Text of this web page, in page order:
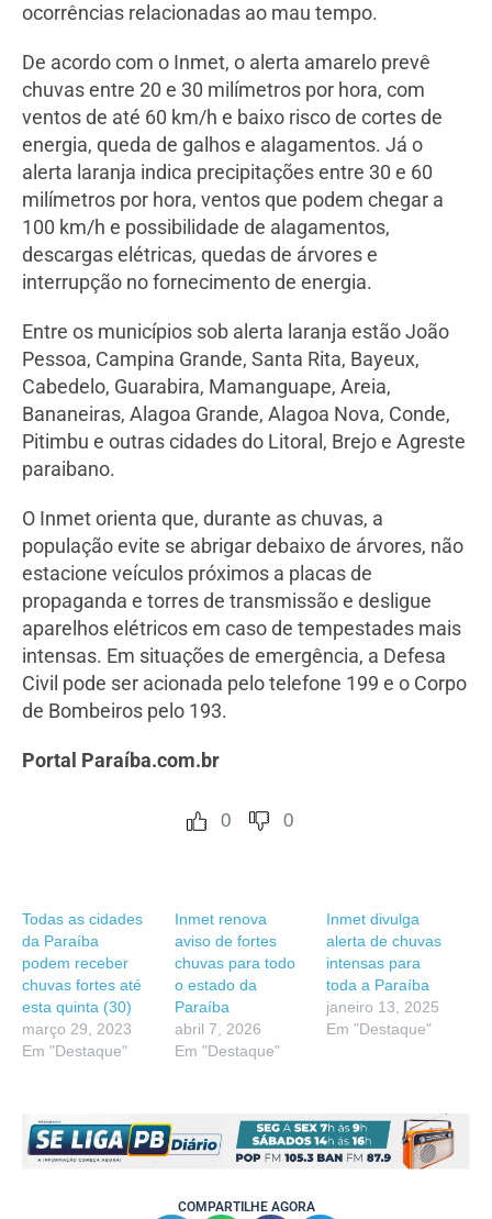
ocorrências relacionadas ao mau tempo.
De acordo com o Inmet, o alerta amarelo prevê
chuvas entre 20 e 30 milímetros por hora, com
ventos de até 60 km/h e baixo risco de cortes de
energia, queda de galhos e alagamentos. Já o
alerta laranja indica precipitações entre 30 e 60
milímetros por hora, ventos que podem chegar a
100 km/h e possibilidade de alagamentos,
descargas elétricas, quedas de árvores e
interrupção no fornecimento de energia.
Entre os municípios sob alerta laranja estão João
Pessoa, Campina Grande, Santa Rita, Bayeux,
Cabedelo, Guarabira, Mamanguape, Areia,
Bananeiras, Alagoa Grande, Alagoa Nova, Conde,
Pitimbu e outras cidades do Litoral, Brejo e Agreste
paraibano.
O Inmet orienta que, durante as chuvas, a
população evite se abrigar debaixo de árvores, não
estacione veículos próximos a placas de
propaganda e torres de transmissão e desligue
aparelhos elétricos em caso de tempestades mais
intensas. Em situações de emergência, a Defesa
Civil pode ser acionada pelo telefone 199 e o Corpo
de Bombeiros pelo 193.
Portal Paraíba.com.br
0 0
Todas as cidades
da Paraíba
podem receber
chuvas fortes até
esta quinta (30)
março 29, 2023
Em "Destaque"
Inmet renova
aviso de fortes
chuvas para todo
o estado da
Paraíba
abril 7, 2026
Em "Destaque"
Inmet divulga
alerta de chuvas
intensas para
toda a Paraíba
janeiro 13, 2025
Em "Destaque"
COMPARTILHE AGORA